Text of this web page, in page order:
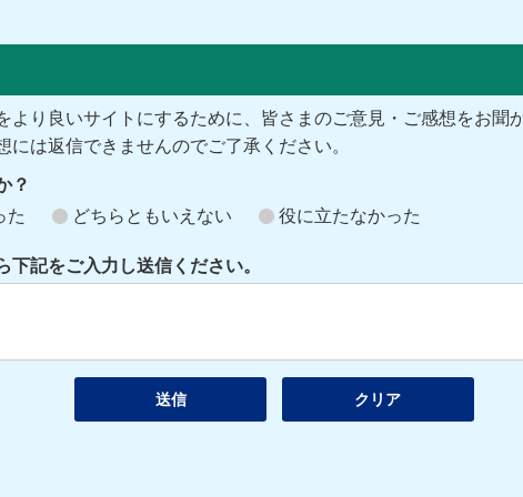
り良いサイトにするために、皆さまのご意見・ご感想をお聞
は返信できませんのでご了承ください。
？
た どちらともいえない 役に立たなかった
記をご入力し送信ください。